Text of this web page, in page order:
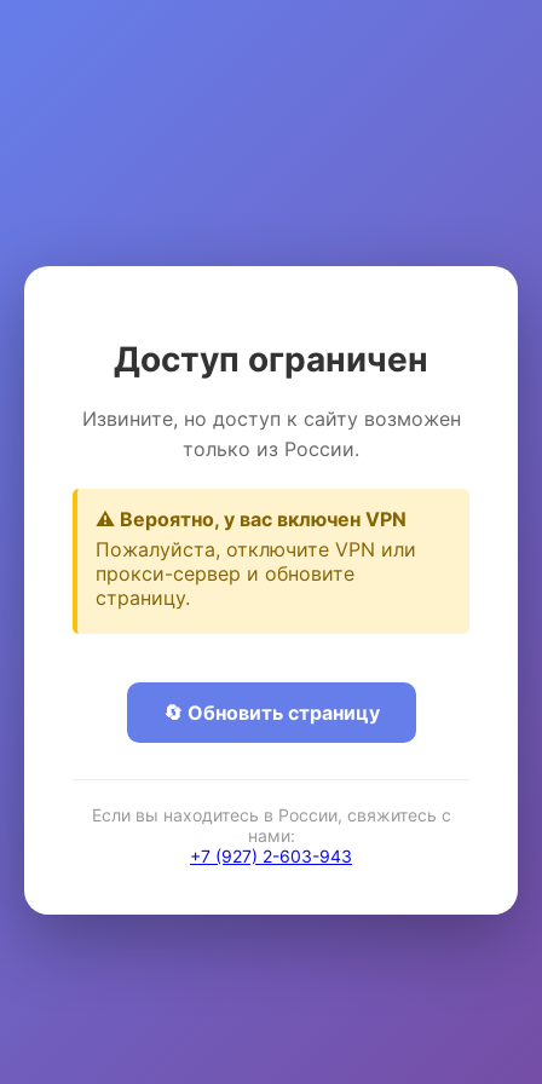
Доступ ограничен
Извините, но доступ к сайту возможен
только из России.
⚠️ Вероятно, у вас включен VPN
Пожалуйста, отключите VPN или
прокси-сервер и обновите
страницу.
🔄 Обновить страницу
Если вы находитесь в России, свяжитесь с
нами:
+7 (927) 2-603-943